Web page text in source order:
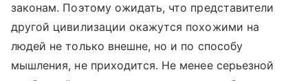
законам. Поэтому ожидать, что представители
другой цивилизации окажутся похожими на
людей не только внешне, но и по способу
мышления, не приходится. Не менее серьезной